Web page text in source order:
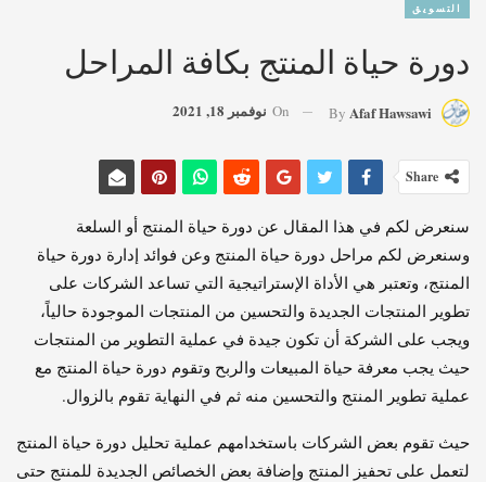
التسويق
دورة حياة المنتج بكافة المراحل
By Afaf Hawsawi
On نوفمبر 18, 2021
Share
سنعرض لكم في هذا المقال عن دورة حياة المنتج أو السلعة
وسنعرض لكم مراحل دورة حياة المنتج وعن فوائد إدارة دورة حياة
المنتج، وتعتبر هي الأداة الإستراتيجية التي تساعد الشركات على
تطوير المنتجات الجديدة والتحسين من المنتجات الموجودة حالياً،
ويجب على الشركة أن تكون جيدة في عملية التطوير من المنتجات
حيث يجب معرفة حياة المبيعات والربح وتقوم دورة حياة المنتج مع
عملية تطوير المنتج والتحسين منه ثم في النهاية تقوم بالزوال.
حيث تقوم بعض الشركات باستخدامهم عملية تحليل دورة حياة المنتج
لتعمل على تحفيز المنتج وإضافة بعض الخصائص الجديدة للمنتج حتى